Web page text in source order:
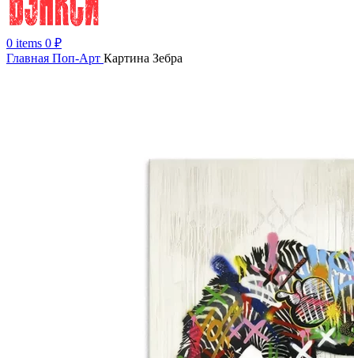
0 items 0 ₽
Главная Поп-Арт Картина Зебра